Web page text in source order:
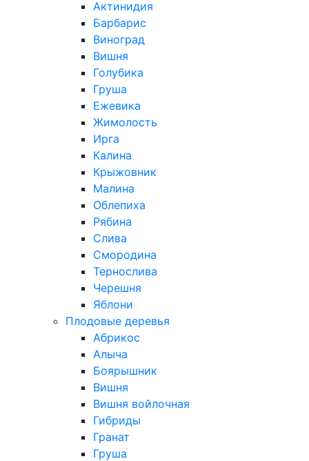
Актинидия
Барбарис
Виноград
Вишня
Голубика
Груша
Ежевика
Жимолость
Ирга
Калина
Крыжовник
Малина
Облепиха
Рябина
Слива
Смородина
Тернослива
Черешня
Яблони
Плодовые деревья
Абрикос
Алыча
Боярышник
Вишня
Вишня войлочная
Гибриды
Гранат
Груша